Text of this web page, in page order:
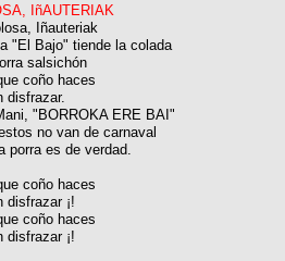
IñAUTERIAK
Iñauteriak
"El Bajo" tiende la colada
salsichón
coño haces
disfrazar.
"BORROKA ERE BAI"
no van de carnaval
porra es de verdad.
coño haces
disfrazar ¡!
coño haces
disfrazar ¡!